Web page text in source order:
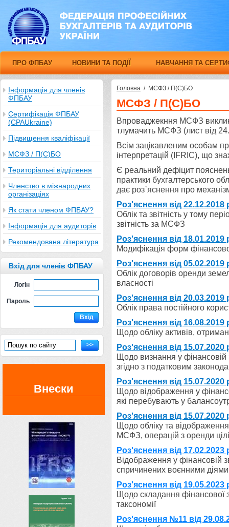
ПРО ФПБАУ НОВИНИ ТА ПОДІЇ НАВЧАННЯ ТА
Інформація для членів
ФПБАУ
Сертифікація ФПБАУ
(CPAUkraine)
Підвищення кваліфікації
МСФЗ / П(С)БО
Територіальні відділення
Членство в міжнародних
організаціях
Як стати членом ФПБАУ?
Інформація для аудиторів
Рекомендована література
Вхід для членів ФПБАУ
Логін
Пароль
Вхід
>>
Внески
Головна / МСФЗ / П(С)БО
МСФЗ / П(С)БО
Впроваджекння МСФЗ
тлумачить МСФЗ (лист від
Всім зацікавленим особам
інтерпретацій (IFRIC), що
Є реальний дефіцит
практики бухгалтерського
дає роз`яснення про
Роз'яснення від
Облік та звітність у тому
звітність за МСФЗ
Роз'яснення від
Модифікація форм
Роз'яснення від
Облік договорів оренди
власності
Роз'яснення від
Облік права постійного
Роз'яснення від
Щодо обліку активів,
Роз'яснення від
Щодо визнання у фінансовій
згідно з податковим
Роз'яснення від
Щодо відображення у
які перебувають у
Роз'яснення від
Щодо обліку та відображення
МСФЗ, операцій з оренди
Роз'яснення від
Відображення у фінансовій
спричинених воєнними діями
Роз'яснення від
Щодо складання фінансової
таксономії
Роз'яснення №11 від